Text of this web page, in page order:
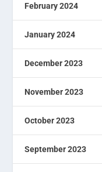
February 2024
January 2024
December 2023
November 2023
October 2023
September 2023